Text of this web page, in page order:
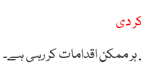
دی
ممکن اقدامات کر رہی ہے۔